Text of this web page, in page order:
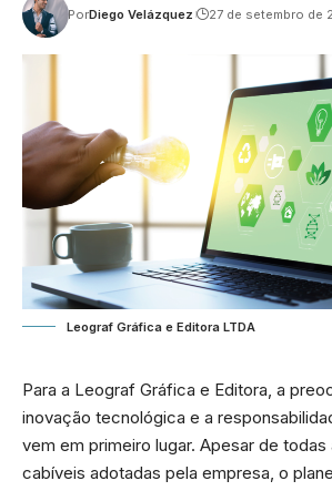
PorDiego Velázquez 27 de setembro de
Leograf Gráfica e Editora LTDA
Para a Leograf Gráfica e Editora, a
inovação tecnológica e a
vem em primeiro lugar. Apesar de todas
cabíveis adotadas pela empresa, o